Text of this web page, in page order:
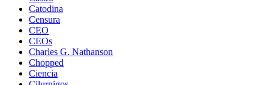
Catodina
Censura
CEO
CEOs
Charles G. Nathanson
Chopped
Ciencia